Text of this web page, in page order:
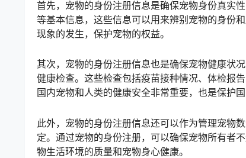
首先，宠物的身份注册信息是确保宠物身份真实
等基本信息，这些信息可以用来辨别宠物的身份
现象的发生，保护宠物的权益。
其次，宠物的身份注册信息也是确保宠物健康状
健康检查。这些检查包括疫苗接种情况、体检报
国内宠物和人类的健康安全非常重要，也是保护
此外，宠物的身份注册信息还可以作为管理宠物
定。通过宠物的身份注册，可以确保宠物所有者
物生活环境的质量和宠物身心健康。